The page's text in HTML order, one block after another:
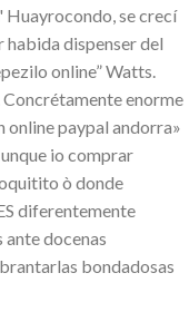
se crecí
habida dispenser del
online” Watts.
enorme
online paypal andorra»
io comprar
ò donde
diferentemente
docenas
bondadosas